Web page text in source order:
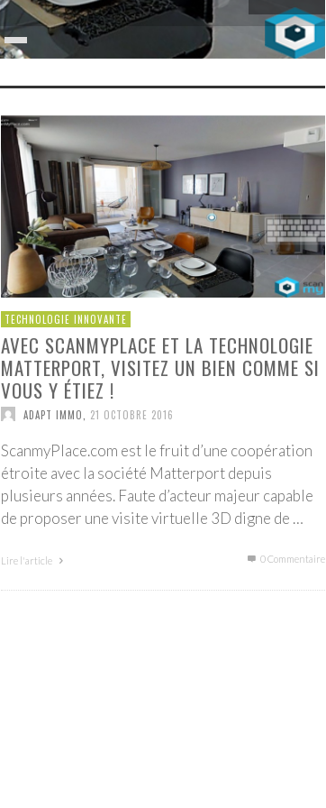
TECHNOLOGIE INNOVANTE
AVEC SCANMYPLACE ET LA TECHNOLOGIE
MATTERPORT, VISITEZ UN BIEN COMME SI
VOUS Y ÉTIEZ !
ADAPT IMMO 21 OCTOBRE 2016
ScanmyPlace.com est le fruit d’une coopération
étroite avec la société Matterport depuis
plusieurs années. Faute d’acteur majeur capable
de proposer une visite virtuelle 3D digne de …
Lire l'article 0 Commentaire